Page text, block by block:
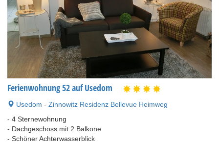
Ferienwohnung 52 auf Usedom
Usedom - Zinnowitz Residenz Bellevue Heimweg
- 4 Sternewohnung
- Dachgeschoss mit 2 Balkone
- Schöner Achterwasserblick